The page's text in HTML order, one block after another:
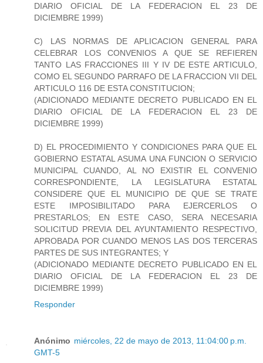
DIARIO OFICIAL DE LA FEDERACION EL 23 DE
DICIEMBRE 1999)
C) LAS NORMAS DE APLICACION GENERAL PARA
CELEBRAR LOS CONVENIOS A QUE SE REFIEREN
TANTO LAS FRACCIONES III Y IV DE ESTE ARTICULO,
COMO EL SEGUNDO PARRAFO DE LA FRACCION VII DEL
ARTICULO 116 DE ESTA CONSTITUCION;
(ADICIONADO MEDIANTE DECRETO PUBLICADO EN EL
DIARIO OFICIAL DE LA FEDERACION EL 23 DE
DICIEMBRE 1999)
D) EL PROCEDIMIENTO Y CONDICIONES PARA QUE EL
GOBIERNO ESTATAL ASUMA UNA FUNCION O SERVICIO
MUNICIPAL CUANDO, AL NO EXISTIR EL CONVENIO
CORRESPONDIENTE, LA LEGISLATURA ESTATAL
CONSIDERE QUE EL MUNICIPIO DE QUE SE TRATE
ESTE IMPOSIBILITADO PARA EJERCERLOS O
PRESTARLOS; EN ESTE CASO, SERA NECESARIA
SOLICITUD PREVIA DEL AYUNTAMIENTO RESPECTIVO,
APROBADA POR CUANDO MENOS LAS DOS TERCERAS
PARTES DE SUS INTEGRANTES; Y
(ADICIONADO MEDIANTE DECRETO PUBLICADO EN EL
DIARIO OFICIAL DE LA FEDERACION EL 23 DE
DICIEMBRE 1999)
Responder
Anónimo miércoles, 22 de mayo de 2013, 11:04:00 p.m.
GMT-5